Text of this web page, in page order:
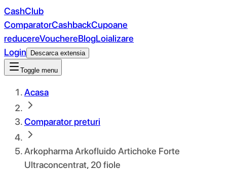
CashClub
ComparatorCashbackCupoane
reducereVouchereBlogLoializare
Login
Descarca extensia
Toggle menu
Acasa
Comparator preturi
Arkopharma Arkofluido Artichoke Forte
Ultraconcentrat, 20 fiole